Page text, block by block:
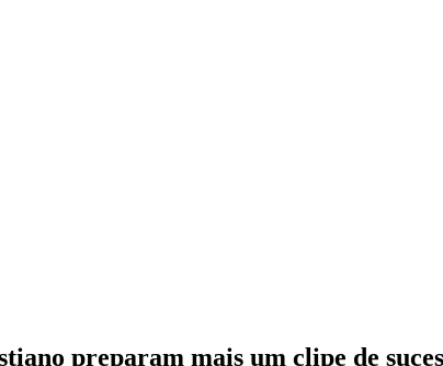
preparam mais um clipe de